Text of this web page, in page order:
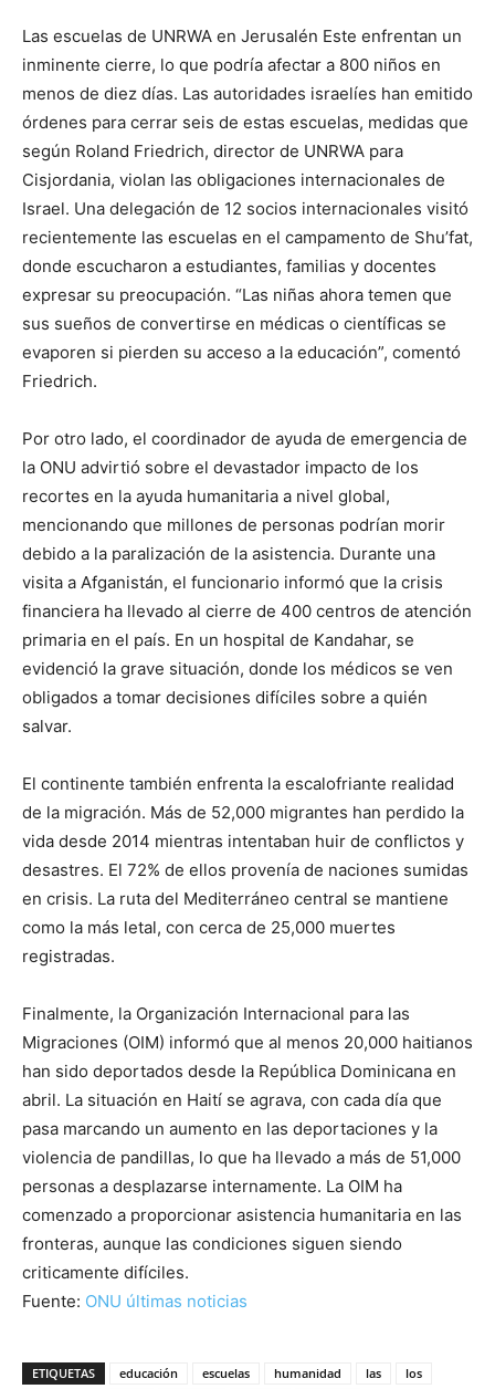
Las escuelas de UNRWA en Jerusalén Este enfrentan un
inminente cierre, lo que podría afectar a 800 niños en
menos de diez días. Las autoridades israelíes han emitido
órdenes para cerrar seis de estas escuelas, medidas que
según Roland Friedrich, director de UNRWA para
Cisjordania, violan las obligaciones internacionales de
Israel. Una delegación de 12 socios internacionales visitó
recientemente las escuelas en el campamento de Shu’fat,
donde escucharon a estudiantes, familias y docentes
expresar su preocupación. “Las niñas ahora temen que
sus sueños de convertirse en médicas o científicas se
evaporen si pierden su acceso a la educación”, comentó
Friedrich.
Por otro lado, el coordinador de ayuda de emergencia de
la ONU advirtió sobre el devastador impacto de los
recortes en la ayuda humanitaria a nivel global,
mencionando que millones de personas podrían morir
debido a la paralización de la asistencia. Durante una
visita a Afganistán, el funcionario informó que la crisis
financiera ha llevado al cierre de 400 centros de atención
primaria en el país. En un hospital de Kandahar, se
evidenció la grave situación, donde los médicos se ven
obligados a tomar decisiones difíciles sobre a quién
salvar.
El continente también enfrenta la escalofriante realidad
de la migración. Más de 52,000 migrantes han perdido la
vida desde 2014 mientras intentaban huir de conflictos y
desastres. El 72% de ellos provenía de naciones sumidas
en crisis. La ruta del Mediterráneo central se mantiene
como la más letal, con cerca de 25,000 muertes
registradas.
Finalmente, la Organización Internacional para las
Migraciones (OIM) informó que al menos 20,000 haitianos
han sido deportados desde la República Dominicana en
abril. La situación en Haití se agrava, con cada día que
pasa marcando un aumento en las deportaciones y la
violencia de pandillas, lo que ha llevado a más de 51,000
personas a desplazarse internamente. La OIM ha
comenzado a proporcionar asistencia humanitaria en las
fronteras, aunque las condiciones siguen siendo
criticamente difíciles.
Fuente: ONU últimas noticias
ETIQUETAS educación escuelas humanidad las
los